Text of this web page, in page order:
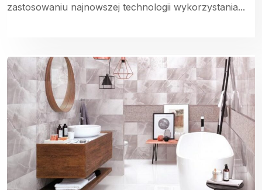
zastosowaniu najnowszej technologii wykorzystania...